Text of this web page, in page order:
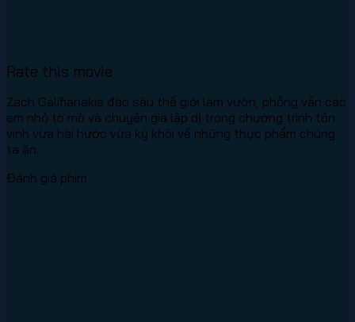
Rate this movie
Zach Galifianakis đào sâu thế giới làm vườn, phỏng vấn các
em nhỏ tò mò và chuyên gia lập dị trong chương trình tôn
vinh vừa hài hước vừa kỳ khôi về những thực phẩm chúng
ta ăn.
Đánh giá phim